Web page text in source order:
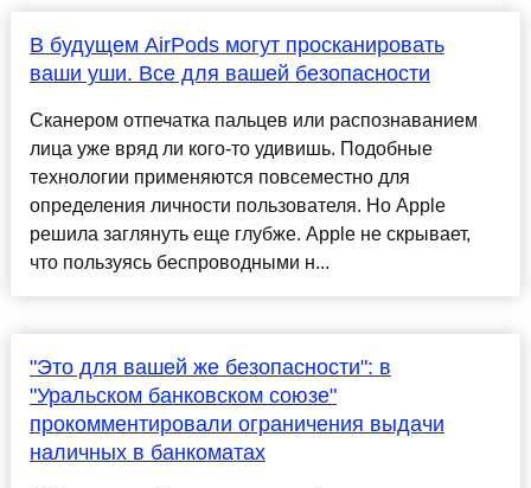
В будущем AirPods могут просканировать
ваши уши. Все для вашей безопасности
Сканером отпечатка пальцев или распознаванием
лица уже вряд ли кого-то удивишь. Подобные
технологии применяются повсеместно для
определения личности пользователя. Но Apple
решила заглянуть еще глубже. Apple не скрывает,
что пользуясь беспроводными н...
"Это для вашей же безопасности": в
"Уральском банковском союзе"
прокомментировали ограничения выдачи
наличных в банкоматах